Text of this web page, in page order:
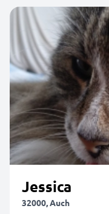
Jessica
32000, Auch